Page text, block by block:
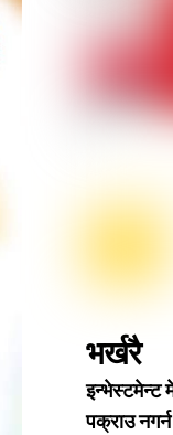
भर्खरै
इन्भेस्टमेन्ट
पक्राउ